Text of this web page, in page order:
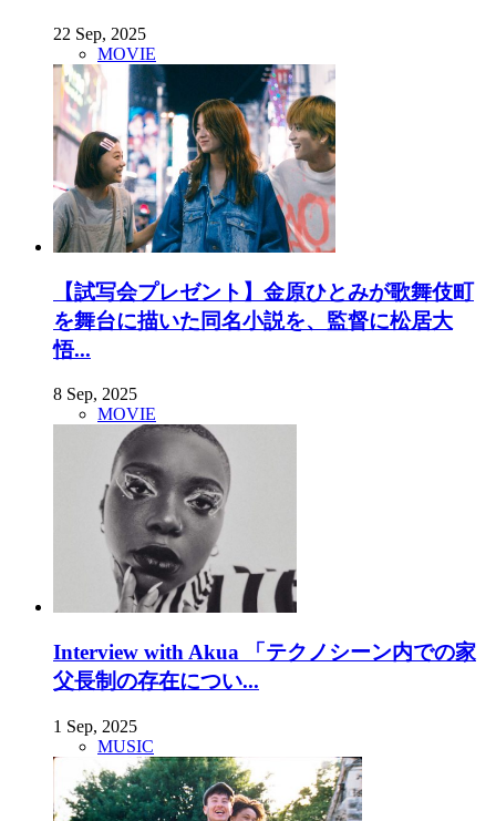
22 Sep, 2025
MOVIE
【試写会プレゼント】金原ひとみが歌舞伎町
を舞台に描いた同名小説を、監督に松居大
悟...
8 Sep, 2025
MOVIE
Interview with Akua 「テクノシーン内での家
父長制の存在につい...
1 Sep, 2025
MUSIC